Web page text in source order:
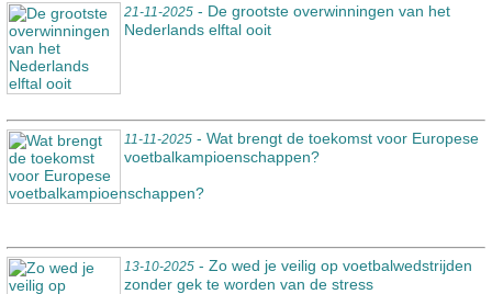
21-11-2025 - De grootste overwinningen van het
Nederlands elftal ooit
11-11-2025 - Wat brengt de toekomst voor Europese
voetbalkampioenschappen?
13-10-2025 - Zo wed je veilig op voetbalwedstrijden
zonder gek te worden van de stress